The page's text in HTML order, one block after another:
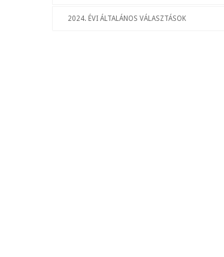
2024. ÉVI ÁLTALÁNOS VÁLASZTÁSOK